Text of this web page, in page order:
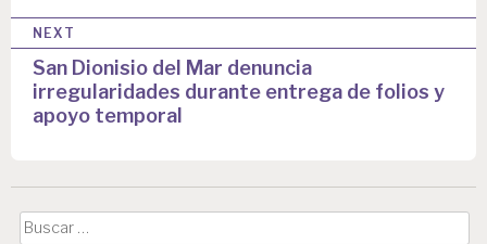
e
g
c
ó
n
NEXT
San Dionisio del Mar denuncia
irregularidades durante entrega de folios y
apoyo temporal
Buscar: